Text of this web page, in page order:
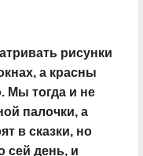
рисунки
а красны
Мы тогда и не
палочки, а
в сказки, но
сей день, и